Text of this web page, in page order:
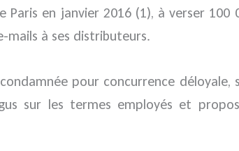
en janvier 2016 (1), à verser 100
mails à ses distributeurs.
pour concurrence déloyale,
sur les termes employés et